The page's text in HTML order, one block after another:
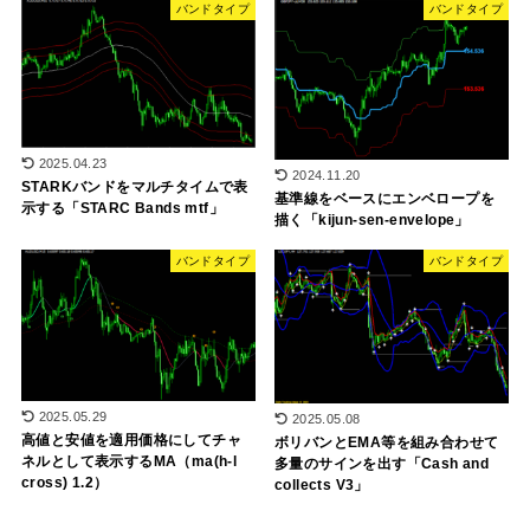
バンドタイプ
2025.04.23
STARKバンドをマルチタイムで表
示する「STARC Bands mtf」
バンドタイプ
2024.11.20
基準線をベースにエンベロープを
描く「kijun-sen-envelope」
バンドタイプ
2025.05.29
高値と安値を適用価格にしてチャ
ネルとして表示するMA（ma(h-l
cross) 1.2）
バンドタイプ
2025.05.08
ボリバンとEMA等を組み合わせて
多量のサインを出す「Cash and
collects V3」